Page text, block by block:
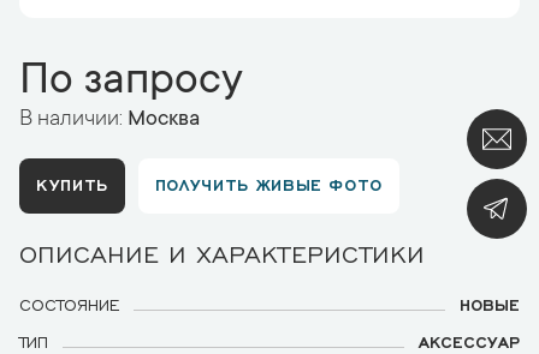
По запросу
В наличии: Москва
КУПИТЬ ПОЛУЧИТЬ ЖИВЫЕ ФОТО
ОПИСАНИЕ И ХАРАКТЕРИСТИКИ
СОСТОЯНИЕ
НОВЫЕ
ТИП
АКСЕССУАР